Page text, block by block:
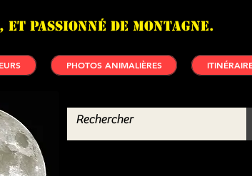
et passionné de montagne.
PHOTOS ANIMALIÈRES